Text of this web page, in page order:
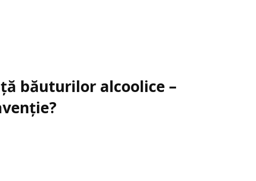
băuturilor alcoolice –